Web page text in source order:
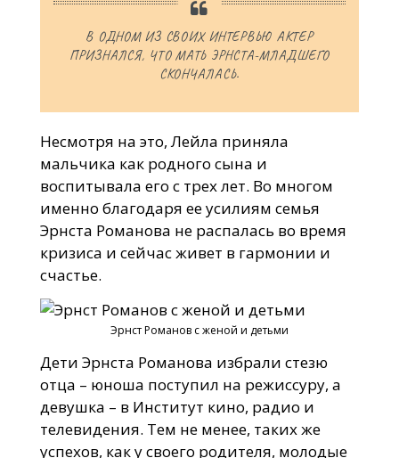
В ОДНОМ ИЗ СВОИХ ИНТЕРВЬЮ АКТЕР
ПРИЗНАЛСЯ, ЧТО МАТЬ ЭРНСТА-МЛАДШЕГО
СКОНЧАЛАСЬ.
Несмотря на это, Лейла приняла
мальчика как родного сына и
воспитывала его с трех лет. Во многом
именно благодаря ее усилиям семья
Эрнста Романова не распалась во время
кризиса и сейчас живет в гармонии и
счастье.
Эрнст Романов с женой и детьми
Дети Эрнста Романова избрали стезю
отца – юноша поступил на режиссуру, а
девушка – в Институт кино, радио и
телевидения. Тем не менее, таких же
успехов, как у своего родителя, молодые